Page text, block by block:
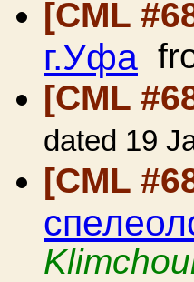
[CML
г.Уфа
[CML
dated 19
[CML